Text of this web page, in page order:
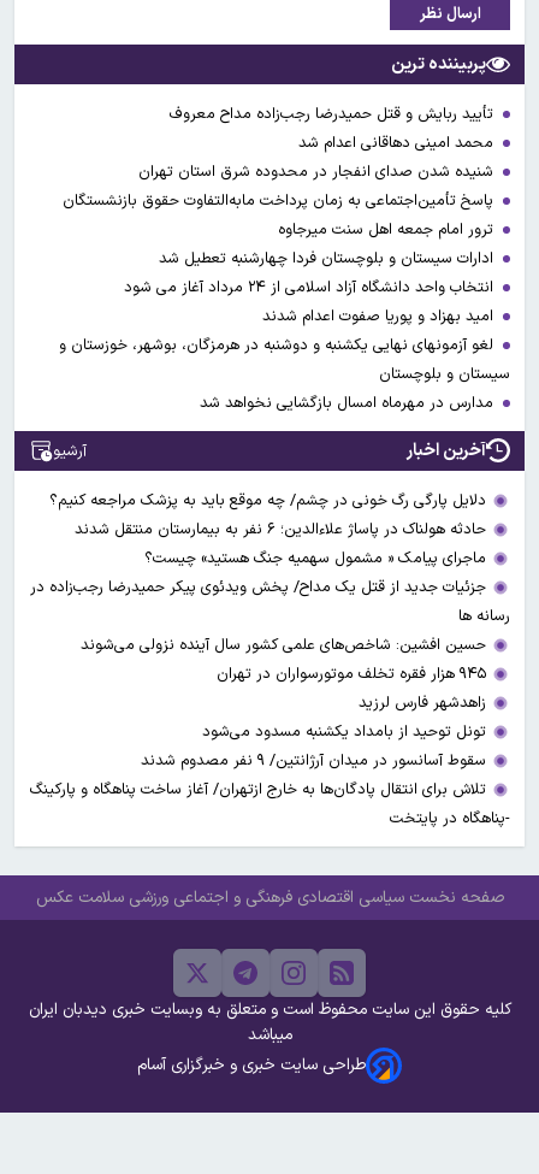
ارسال نظر
پربیننده ترین
تأیید ربایش و قتل حمیدرضا رجب‌زاده مداح معروف
محمد امینی دهاقانی اعدام شد
شنیده شدن صدای انفجار در محدوده شرق استان تهران
پاسخ تأمین‌اجتماعی به زمان پرداخت مابه‌التفاوت حقوق بازنشستگان
ترور امام جمعه اهل سنت میرجاوه
ادارات سیستان و بلوچستان فردا چهارشنبه تعطیل شد
انتخاب واحد دانشگاه آزاد اسلامی از ۲۴ مرداد آغاز می شود
امید بهزاد و پوریا صفوت اعدام شدند
لغو آزمونهای نهایی یکشنبه و دوشنبه در هرمزگان، بوشهر، خوزستان و
سیستان و بلوچستان
مدارس در مهرماه امسال بازگشایی نخواهد شد
آخرین اخبار آرشیو
دلایل پارگی رگ خونی در چشم/ چه موقع باید به پزشک مراجعه کنیم؟
حادثه هولناک در پاساژ علاءالدین؛ ۶ نفر به بیمارستان منتقل شدند
ماجرای پیامک « مشمول سهمیه جنگ هستید» چیست؟
جزئیات جدید از قتل یک مداح/ پخش ویدئوی پیکر حمیدرضا رجب‌زاده در
رسانه ها
حسین افشین: شاخص‌های علمی کشور سال آینده نزولی می‌شوند
۹۴۵ هزار فقره تخلف موتورسواران در تهران
زاهدشهر فارس لرزید
تونل توحید از بامداد یکشنبه مسدود می‌شود
سقوط آسانسور در میدان آرژانتین/ ۹ نفر مصدوم شدند
تلاش برای انتقال پادگان‌ها به خارج ازتهران/ آغاز ساخت پناهگاه و پارکینگ
-پناهگاه در پایتخت
صفحه نخست سیاسی اقتصادی فرهنگی و اجتماعی ورزشی سلامت عکس
کلیه حقوق این سایت محفوظ است و متعلق به وبسایت خبری دیدبان ایران
میباشد
طراحی سایت خبری و خبرگزاری آسام